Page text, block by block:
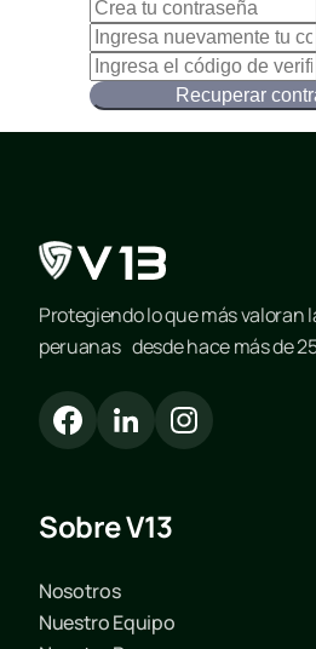
Protegiendo lo que más valoran
peruanas desde hace más de
Sobre V13
Nosotros
Nuestro Equipo